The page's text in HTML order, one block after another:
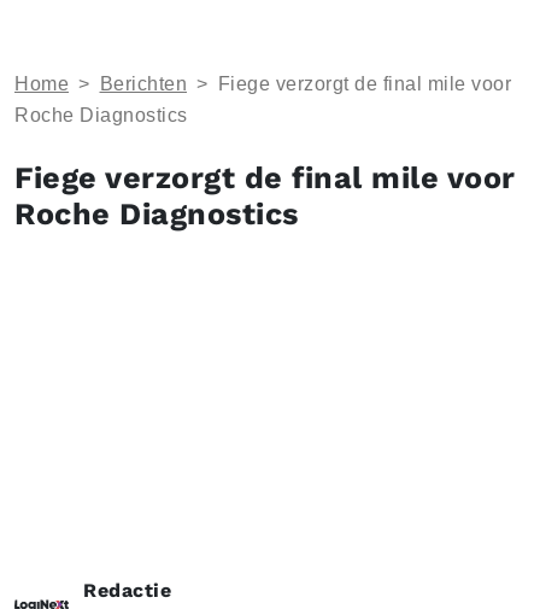
Home > Berichten >
Fiege verzorgt de final mile voor
Roche Diagnostics
Fiege verzorgt de final mile voor
Roche Diagnostics
Redactie